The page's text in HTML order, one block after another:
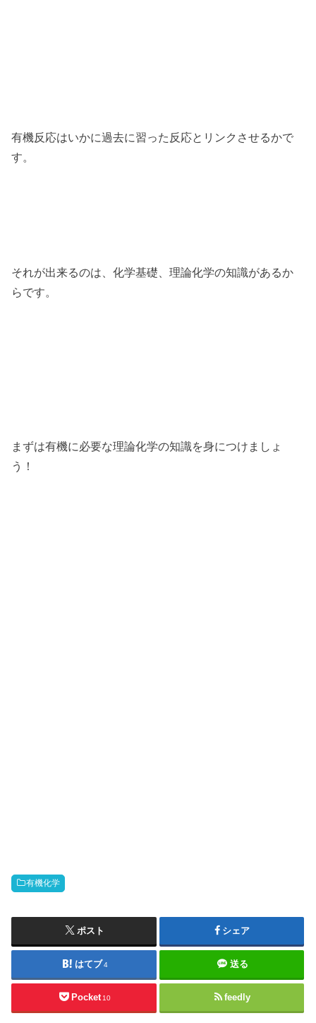
有機反応はいかに過去に習った反応とリンクさせるかで
す。
それが出来るのは、化学基礎、理論化学の知識があるか
らです。
まずは有機に必要な理論化学の知識を身につけましょ
う！
有機化学
ポスト シェア
はてブ4 送る
Pocket10 feedly